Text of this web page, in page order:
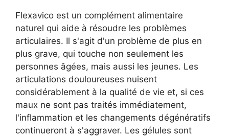
Flexavico est un complément alimentaire
naturel qui aide à résoudre les problèmes
articulaires. Il s'agit d'un problème de plus en
plus grave, qui touche non seulement les
personnes âgées, mais aussi les jeunes. Les
articulations douloureuses nuisent
considérablement à la qualité de vie et, si ces
maux ne sont pas traités immédiatement,
l'inflammation et les changements dégénératifs
continueront à s'aggraver. Les gélules sont